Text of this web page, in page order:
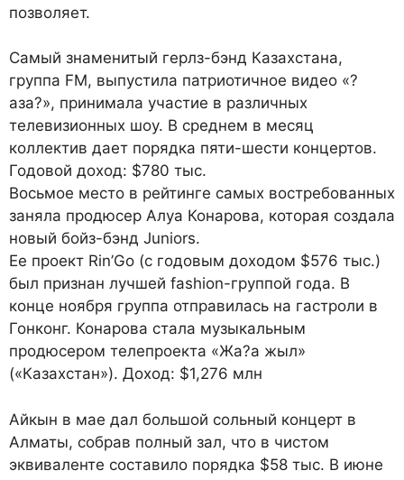
позволяет.
Самый знаменитый герлз-бэнд Казахстана,
группа FM, выпустила патриотичное видео «?
аза?», принимала участие в различных
телевизионных шоу. В среднем в месяц
коллектив дает порядка пяти-шести концертов.
Годовой доход: $780 тыс.
Восьмое место в рейтинге самых востребованных
заняла продюсер Алуа Конарова, которая создала
новый бойз-бэнд Juniors.
Ее проект Rin’Go (с годовым доходом $576 тыс.)
был признан лучшей fashion-группой года. В
конце ноября группа отправилась на гастроли в
Гонконг. Конарова стала музыкальным
продюсером телепроекта «Жа?а жыл»
(«Казахстан»). Доход: $1,276 млн
Айкын в мае дал большой сольный концерт в
Алматы, собрав полный зал, что в чистом
эквиваленте составило порядка $58 тыс. В июне